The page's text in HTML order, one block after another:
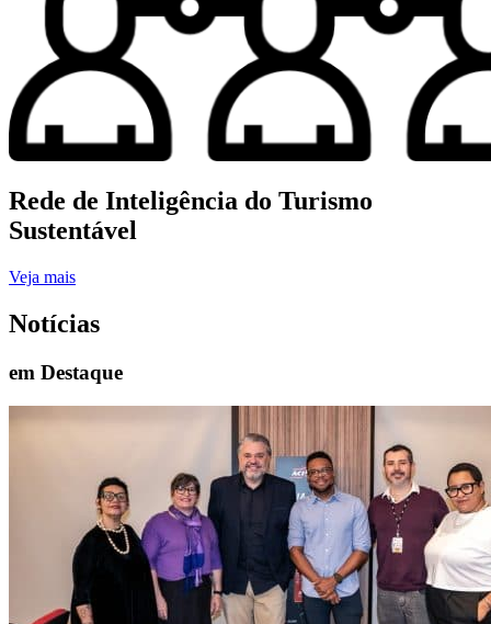
Rede de Inteligência do Turismo
Sustentável
Veja mais
Notícias
em Destaque